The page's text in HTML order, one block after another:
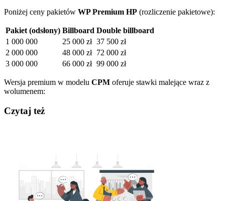
Poniżej ceny pakietów WP Premium HP (rozliczenie pakietowe):
Pakiet (odsłony) Billboard Double billboard
1 000 000
25 000 zł 37 500 zł
2 000 000
48 000 zł 72 000 zł
3 000 000
66 000 zł 99 000 zł
Wersja premium w modelu CPM oferuje stawki malejące wraz z
wolumenem:
Czytaj też